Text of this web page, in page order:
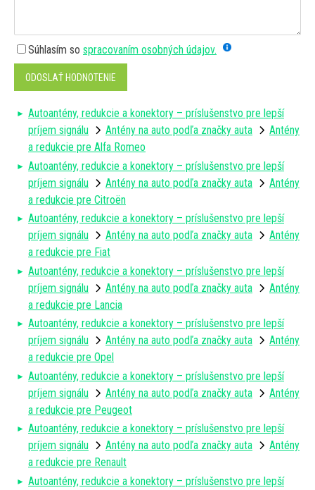
Súhlasím so spracovaním osobných údajov.
ODOSLAŤ HODNOTENIE
Autoantény, redukcie a konektory – príslušenstvo pre lepší
príjem signálu
Antény na auto podľa značky auta
Antény
a redukcie pre Alfa Romeo
Autoantény, redukcie a konektory – príslušenstvo pre lepší
príjem signálu
Antény na auto podľa značky auta
Antény
a redukcie pre Citroën
Autoantény, redukcie a konektory – príslušenstvo pre lepší
príjem signálu
Antény na auto podľa značky auta
Antény
a redukcie pre Fiat
Autoantény, redukcie a konektory – príslušenstvo pre lepší
príjem signálu
Antény na auto podľa značky auta
Antény
a redukcie pre Lancia
Autoantény, redukcie a konektory – príslušenstvo pre lepší
príjem signálu
Antény na auto podľa značky auta
Antény
a redukcie pre Opel
Autoantény, redukcie a konektory – príslušenstvo pre lepší
príjem signálu
Antény na auto podľa značky auta
Antény
a redukcie pre Peugeot
Autoantény, redukcie a konektory – príslušenstvo pre lepší
príjem signálu
Antény na auto podľa značky auta
Antény
a redukcie pre Renault
Autoantény, redukcie a konektory – príslušenstvo pre lepší